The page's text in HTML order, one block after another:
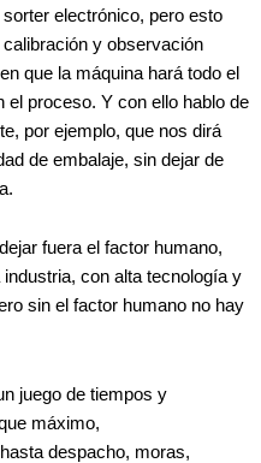
electrónico, pero esto
y observación
que la máquina hará todo el
el proceso. Y con ello hablo de
por ejemplo, que nos dirá
de embalaje, sin dejar de
fuera el factor humano,
con alta tecnología y
sin el factor humano no hay
juego de tiempos y
máximo,
despacho, moras,